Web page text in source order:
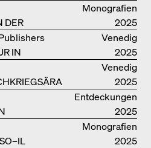
Monografien
DER
2025
Venedig
IN
ALS
2025
Venedig
2025
Entdeckungen
2025
Monografien
2025